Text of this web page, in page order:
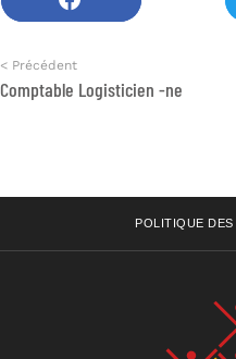
< Précédent
Comptable Logisticien -ne
POLITIQUE